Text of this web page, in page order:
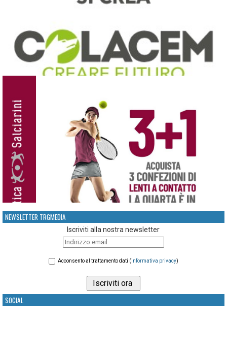
NEWSLETTER TRGMEDIA
Iscriviti alla nostra newsletter
Acconsento al trattamento dati (informativa privacy)
SOCIAL